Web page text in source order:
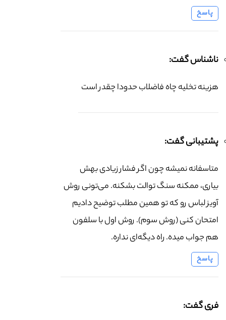
پاسخ
ناشناس گفت:
هزینه تخلیه چاه فاضلاب حدودا چقدر است
پشتیبانی گفت:
متاسفانه نمیشه چون اگر فشار زیادی بهش
بیاری، ممکنه سنگ توالت بشکنه. می‌تونی روش
آویز لباس رو که تو همین مطلب توضیح دادیم
امتحان کنی (روش سوم). روش اول با سلفون
هم جواب میده. راه دیگه‌ای نداره.
پاسخ
فری گفت: